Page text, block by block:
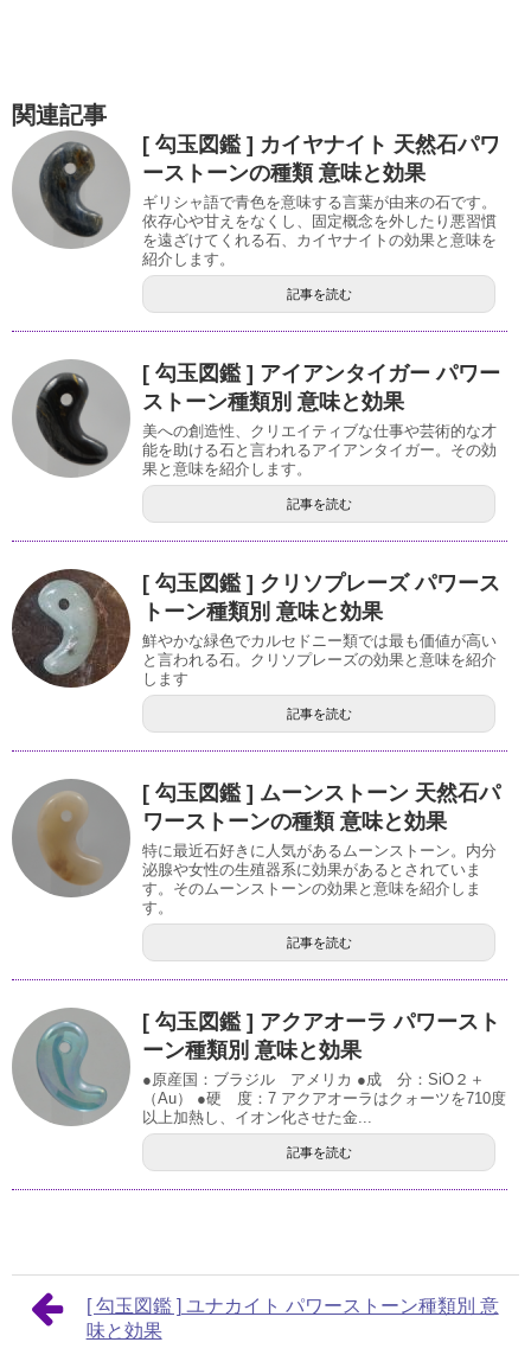
関連記事
[ 勾玉図鑑 ] カイヤナイト 天然石パワ
ーストーンの種類 意味と効果
ギリシャ語で青色を意味する言葉が由来の石です。
依存心や甘えをなくし、固定概念を外したり悪習慣
を遠ざけてくれる石、カイヤナイトの効果と意味を
紹介します。
記事を読む
[ 勾玉図鑑 ] アイアンタイガー パワー
ストーン種類別 意味と効果
美への創造性、クリエイティブな仕事や芸術的な才
能を助ける石と言われるアイアンタイガー。その効
果と意味を紹介します。
記事を読む
[ 勾玉図鑑 ] クリソプレーズ パワース
トーン種類別 意味と効果
鮮やかな緑色でカルセドニー類では最も価値が高い
と言われる石。クリソプレーズの効果と意味を紹介
します
記事を読む
[ 勾玉図鑑 ] ムーンストーン 天然石パ
ワーストーンの種類 意味と効果
特に最近石好きに人気があるムーンストーン。内分
泌腺や女性の生殖器系に効果があるとされていま
す。そのムーンストーンの効果と意味を紹介しま
す。
記事を読む
[ 勾玉図鑑 ] アクアオーラ パワースト
ーン種類別 意味と効果
●原産国：ブラジル アメリカ ●成 分：SiO２＋
（Au） ●硬 度：7 アクアオーラはクォーツを710度
以上加熱し、イオン化させた金...
記事を読む
[ 勾玉図鑑 ] ユナカイト パワーストーン種類別 意
味と効果